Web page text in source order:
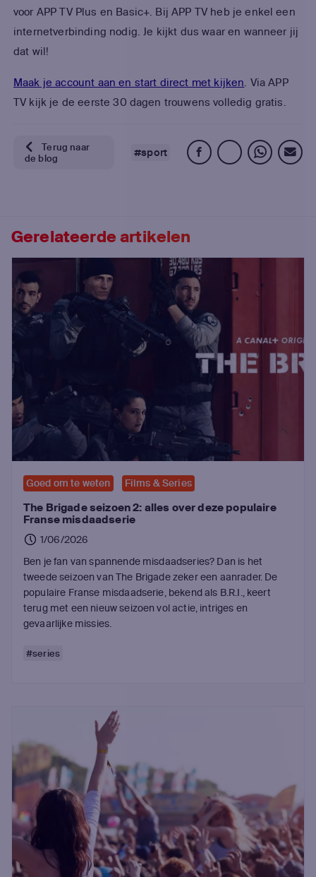
voor APP TV Plus en Basic+. Bij APP TV heb je enkel een
internetverbinding nodig. Je kijkt dus waar en wanneer jij
dat wil!
Maak je account aan en start direct met kijken. Via APP
TV kijk je de eerste 30 dagen trouwens volledig gratis.
Terug naar
de blog
#sport
Gerelateerde artikelen
Goed om te weten Films & Series
The Brigade seizoen 2: alles over deze populaire
Franse misdaadserie
1/06/2026
Ben je fan van spannende misdaadseries? Dan is het
tweede seizoen van The Brigade zeker een aanrader. De
populaire Franse misdaadserie, bekend als B.R.I., keert
terug met een nieuw seizoen vol actie, intriges en
gevaarlijke missies.
#series